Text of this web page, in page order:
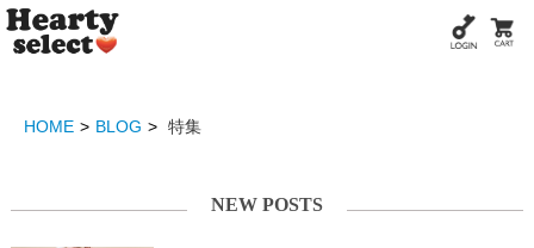
HOME BLOG 特集
NEW POSTS